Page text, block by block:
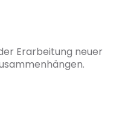
Erarbeitung neuer